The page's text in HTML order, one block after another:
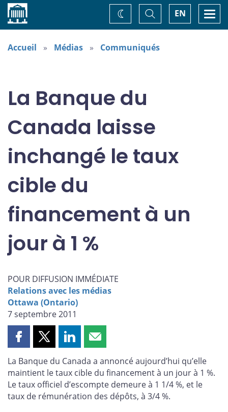
Accueil EN
Basculer
la
recherche
Changez
de
thème
Accueil Médias Communiqués
La Banque du
Canada laisse
inchangé le taux
cible du
financement à un
jour à 1 %
POUR DIFFUSION IMMÉDIATE
Relations avec les médias
Ottawa (Ontario)
7 septembre 2011
Partager
page
sur
Facebook
Partager
page
sur
X
Partager
page
sur
LinkedIn
Partager
page
par
courriel
La Banque du Canada a annoncé aujourd’hui qu’elle
maintient le taux cible du financement à un jour à 1 %.
Le taux officiel d’escompte demeure à 1 1/4 %, et le
taux de rémunération des dépôts, à 3/4 %.